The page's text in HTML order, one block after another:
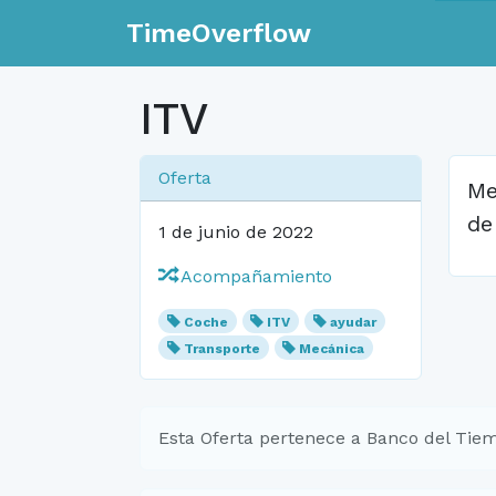
TimeOverflow
ITV
Oferta
1 de junio de 2022
Acompañamiento
Coche ITV
ayudar
Transporte
Mecánica
Esta Oferta pertenece a Banco del